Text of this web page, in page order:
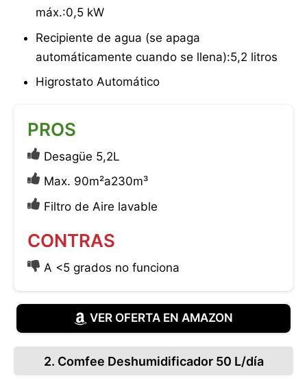
máx.:0,5 kW
Recipiente de agua (se apaga
automáticamente cuando se llena):5,2 litros
Higrostato Automático
PROS
Desagüe 5,2L
Max. 90m²a230m³
Filtro de Aire lavable
CONTRAS
A <5 grados no funciona
VER OFERTA EN AMAZON
2. Comfee Deshumidificador 50 L/día